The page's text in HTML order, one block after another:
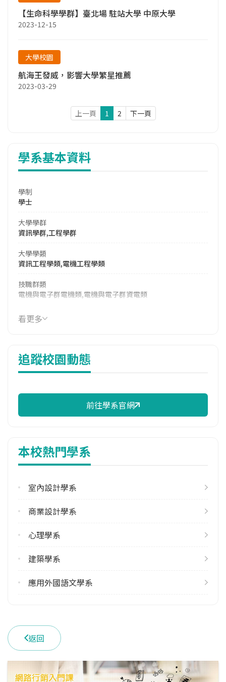
【生命科學學群】臺北場 駐站大學 中原大學
2023-12-15
大學校園
航海王發威，影響大學繁星推薦
2023-03-29
上一頁 1 2 下一頁
學系基本資料
學制
學士
大學學群
資訊學群,工程學群
大學學類
資訊工程學類,電機工程學類
技職群類
電機與電子群電機類,電機與電子群資電類
114年學費
124,410 元/學期
17,330 元/學期
114年註冊率
113學年度上學期
113學年度下學期
34
學系電話
桃園市中壢區中北路200號
看更多
追蹤校園動態
前往學系官網
本校熱門學系
室內設計學系
商業設計學系
心理學系
建築學系
應用外國語文學系
返回